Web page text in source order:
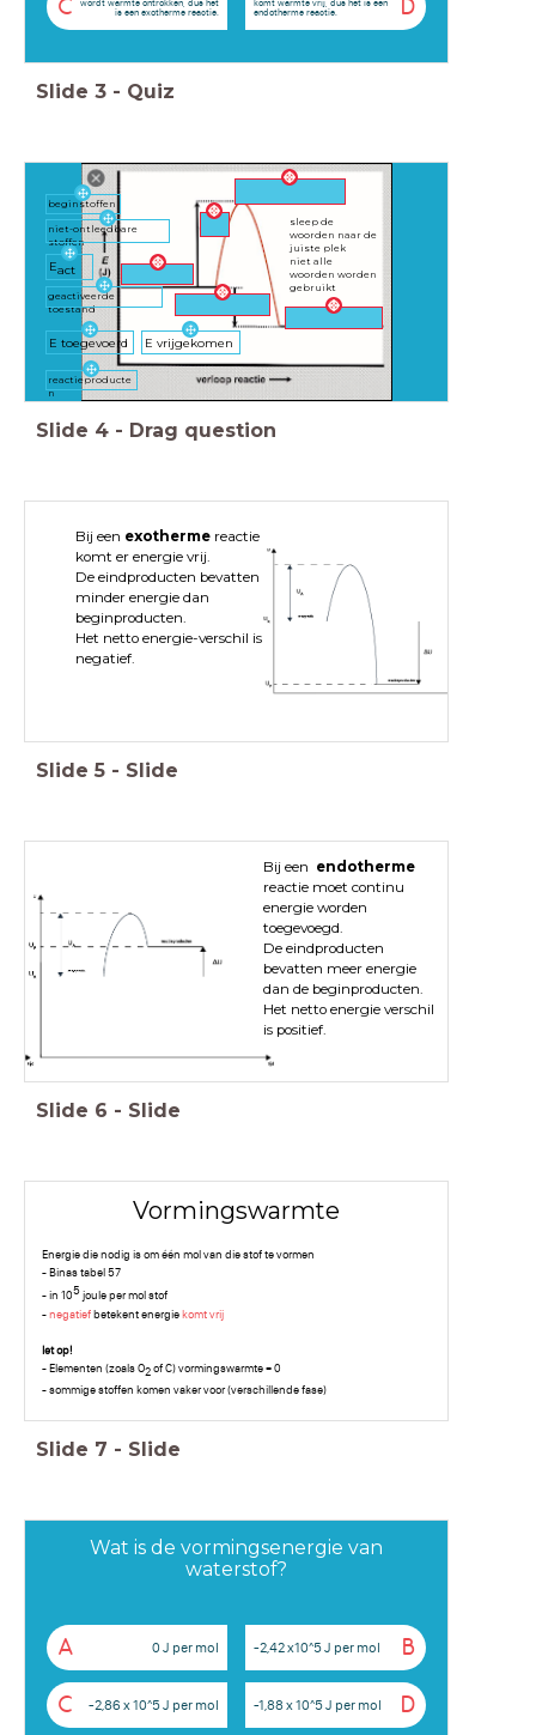
C
is een exotherme reactie.
D
endotherme reactie.
Slide 3 - Quiz
sleep de
woorden naar de
juiste plek
niet alle
woorden worden
gebruikt
beginstoffen
reactieproducte
n
Eact
geactiveerde
toestand
E vrijgekomen
E toegevoerd
niet-ontleedbare
stoffen
Slide 4 - Drag question
Bij een exotherme reactie
komt er energie vrij.
De eindproducten bevatten
minder energie dan
beginproducten.
Het netto energie-verschil is
negatief.
Slide 5 - Slide
Bij een endotherme
reactie moet continu
energie worden
toegevoegd.
De eindproducten
bevatten meer energie
dan de beginproducten.
Het netto energie verschil
is positief.
Slide 6 - Slide
Vormingswarmte
Energie die nodig is om één mol van die stof te vormen
- Binas tabel 57
- in 105joule per mol stof
-negatiefbetekent energiekomt vrij
let op!
- Elementen (zoals O2of C) vormingswarmte = 0
- sommige stoffen komen vaker voor (verschillende fase)
Slide 7 - Slide
Wat is de vormingsenergie van
waterstof?
A 0 J per mol B
-2,42 x10^5 J per mol
C -2,86 x 10^5 J per mol D
-1,88 x 10^5 J per mol